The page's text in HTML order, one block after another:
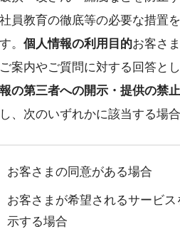
員教育の徹底等の必要な措置
。 個人情報の利用目的お客さ
案内やご質問に対する回答と
の第三者への開示・提供の禁止
、次のいずれかに該当する場
お客さまの同意がある場合
お客さまが希望されるサービ
示する場合